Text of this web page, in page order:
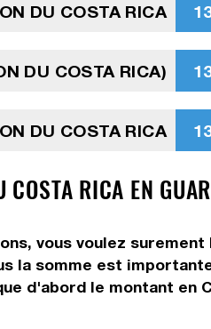
DU COSTA RICA
DU COSTA RICA)
DU COSTA RICA
RICA EN
vous voulez
la somme est
d'abord le montant en